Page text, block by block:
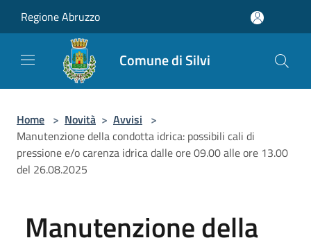
Regione Abruzzo
Comune di Silvi
Home > Novità > Avvisi >
Manutenzione della condotta idrica: possibili cali di
pressione e/o carenza idrica dalle ore 09.00 alle ore 13.00
del 26.08.2025
Manutenzione della